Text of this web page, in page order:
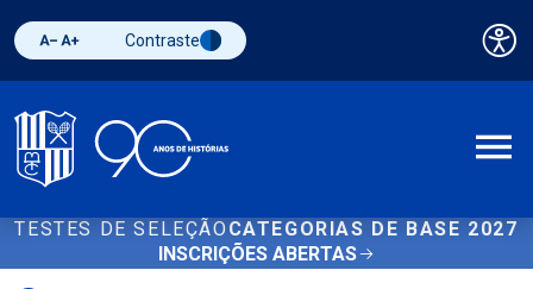
Diminuir fonte
Aumentar fonteAlternar contraste
Contraste
TESTES DE SELEÇÃO CATEGORIAS DE BASE 2027
INSCRIÇÕES ABERTAS